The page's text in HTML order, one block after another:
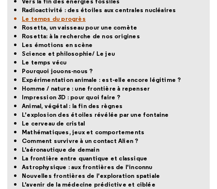
Radioactivité : des étoiles aux centrales nucléaires
Le temps du progrès
Rosetta, un vaisseau pour une comète
Rosetta: à la recherche de nos origines
Les émotions en scène
Science et philosophie/ Le jeu
Le temps vécu
Pourquoi jouons-nous ?
Expérimentation animale : est-elle encore légitime ?
Homme / nature : une frontière à repenser
Impression 3D : pour quoi faire ?
Animal, végétal : la fin des règnes
L’explosion des étoiles révélée par une fontaine
Le cerveau de cristal
Mathématiques, jeux et comportements
Comment survivre à un contact Alien ?
L'aéronautique de demain
La frontière entre quantique et classique
Astrophysique : aux frontières de l’inconnu
Nouvelles frontières de l’exploration spatiale
L'avenir de la médecine prédictive et ciblée